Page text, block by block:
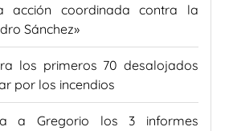
acción coordinada contra la
Sánchez»
los primeros 70 desalojados
por los incendios
a Gregorio los 3 informes